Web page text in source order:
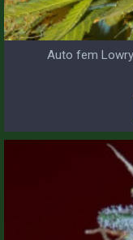
Auto fem